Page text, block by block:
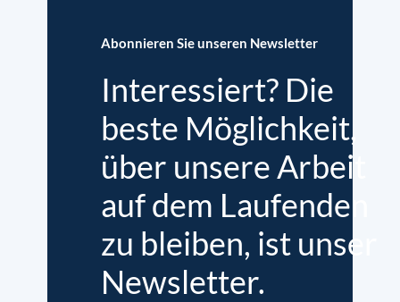
Abonnieren Sie unseren Newsletter
Interessiert? Die
beste Möglichkeit,
über unsere Arbeit
auf dem Laufenden
zu bleiben, ist unser
Newsletter.